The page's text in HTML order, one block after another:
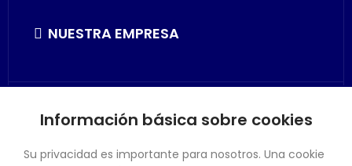
NUESTRA EMPRESA
SU CUENTA
Información básica sobre cookies
Su privacidad es importante para nosotros. Una cookie